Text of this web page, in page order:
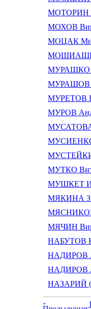
МОТОРИН
МОХОВ
МОЦАК
МУРАШКО
МУРАШОВ
МУРЕТОВ
МУРОВ
МУСАТОВА
МУТКО
МУШКЕТ
МЯКИНА
МЯЧИН
НАБУТОВ
НАДИРОВ
НАДИРОВ
НАЗАРИЙ